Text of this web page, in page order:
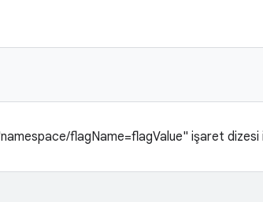
flagName=flagValue" işaret